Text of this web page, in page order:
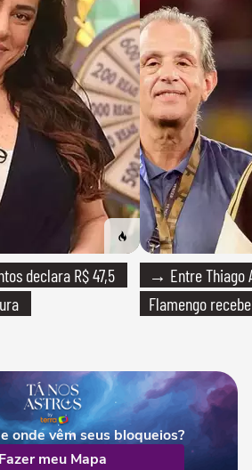
declara R$ 47,5
→ Entre Thiago
Flamengo
onde vêm seus bloqueios?
Fazer meu Mapa